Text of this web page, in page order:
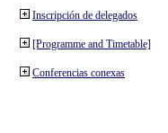
Inscripción de delegados
[Programme and Timetable]
Conferencias conexas